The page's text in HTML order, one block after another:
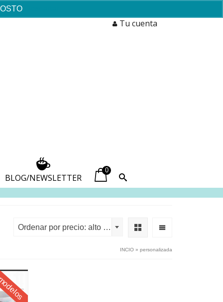
Tu cuenta
BLOG/NEWSLETTER
0
Ordenar por precio: alto a bajo
INCIO » personalizada